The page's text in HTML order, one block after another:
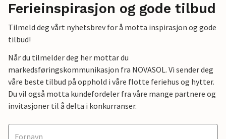
Ferieinspirasjon og gode tilbud
Tilmeld deg vårt nyhetsbrev for å motta inspirasjon og gode
tilbud!
Når du tilmelder deg her mottar du
markedsføringskommunikasjon fra NOVASOL. Vi sender deg
våre beste tilbud på opphold i våre flotte feriehus og hytter.
Du vil også motta kundefordeler fra våre mange partnere og
invitasjoner til å delta i konkurranser.